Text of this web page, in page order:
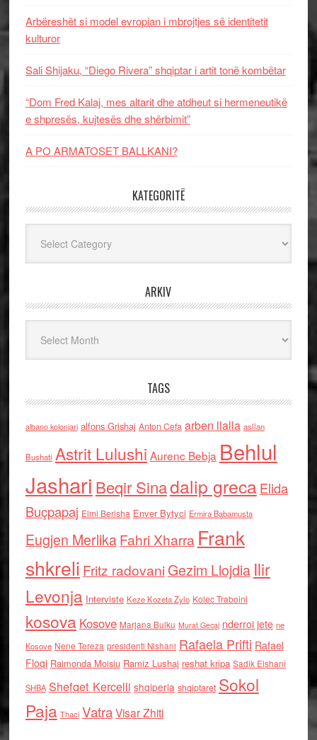
Arbëreshët si model evropian i mbrojtjes së identitetit
kulturor
Sali Shijaku, “Diego Rivera” shqiptar i artit tonë kombëtar
“Dom Fred Kalaj, mes altarit dhe atdheut si hermeneutikë
e shpresës, kujtesës dhe shërbimit”
A PO ARMATOSET BALLKANI?
KATEGORITË
ARKIV
TAGS
albano kolonjari alfons Grishaj Anton Cefa arben llalla asllan
Bushati Astrit Lulushi Aurenc Bebja Behlul
Jashari Beqir Sinadalip grecaElida
Buçpapaj Elmi Berisha Enver Bytyci Ermira Babamusta
Eugjen MerlikaFahri Xharra Frank
shkreli Fritz radovaniGezim Llojdia Ilir
Levonja Interviste Keze Kozeta Zylo Kolec Traboini
kosova Kosove Marjana Bulku Murat Gecaj nderroi jete ne
Kosove Nene Tereza presidenti Nishani Rafaela Prifti Rafael
Floqi Raimonda Moisiu Ramiz Lushaj reshat kripa Sadik Elshani
SHBA Shefqet Kercelli shqiperia shqiptaret Sokol
Paja Thaci VatraVisar Zhiti